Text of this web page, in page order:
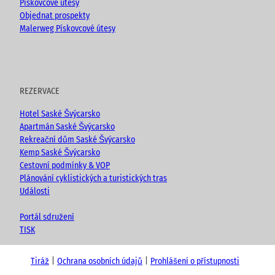
Pískovcové útesy
Objednat prospekty
Malerweg Pískovcové útesy
REZERVACE
Hotel Saské Švýcarsko
Apartmán Saské Švýcarsko
Rekreační dům Saské Švýcarsko
Kemp Saské Švýcarsko
Cestovní podmínky & VOP
Plánování cyklistických a turistických tras
Události
Portál sdružení
TISK
Tiráž Ochrana osobních údajů Prohlášení o přístupnosti